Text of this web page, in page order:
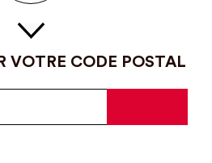
VOTRE CODE POSTAL